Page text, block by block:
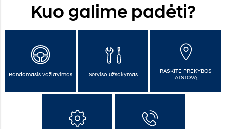
Kuo galime padėti?
Bandomasis važiavimas Serviso užsakymas
RASKITE PREKYBOS
ATSTOVĄ